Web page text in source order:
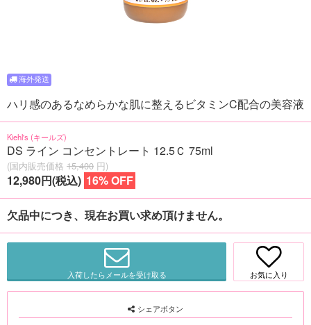
ハリ感のあるなめらかな肌に整えるビタミンC配合の美容液
Kiehl's (キールズ)
DS ライン コンセントレート 12.5Ｃ 75ml
(国内販売価格 15,400 円)
12,980円(税込) 16% OFF
欠品中につき、現在お買い求め頂けません。
入荷したらメールを受け取る お気に入り
シェアボタン